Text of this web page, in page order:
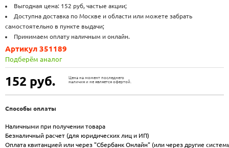
Выгодная цена: 152 руб, частые акции;
Доступна доставка по Москве и области или можете забрать
самостоятельно в пункте выдачи;
Принимаем оплату наличным и онлайн.
152 руб.
Цена на момент последнего
наличия и не является офертой.
Артикул 351189
Подберём аналог
Способы оплаты
Наличными при получении товара
Безналичный расчет (для юридических лиц и ИП)
Оплата квитанцией или через "Сбербанк Онлайн" (или через другие